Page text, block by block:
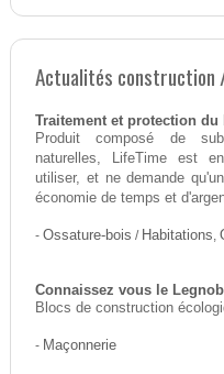
Actualités construction
Traitement et protection du
Produit composé de
naturelles, LifeTime est
utiliser, et ne demande
économie de temps et
- Ossature-bois / Habitations,
Connaissez vous le
Blocs de construction
- Maçonnerie